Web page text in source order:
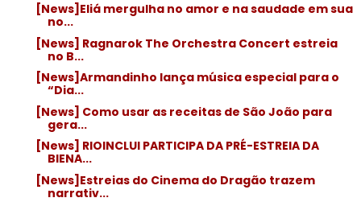
[News]Eliá mergulha no amor e na saudade em sua
no...
[News] Ragnarok The Orchestra Concert estreia
no B...
[News]Armandinho lança música especial para o
“Dia...
[News] Como usar as receitas de São João para
gera...
[News] RIOINCLUI PARTICIPA DA PRÉ-ESTREIA DA
BIENA...
[News]Estreias do Cinema do Dragão trazem
narrativ...